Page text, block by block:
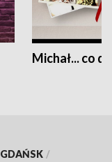
Michał... co
GDAŃSK /